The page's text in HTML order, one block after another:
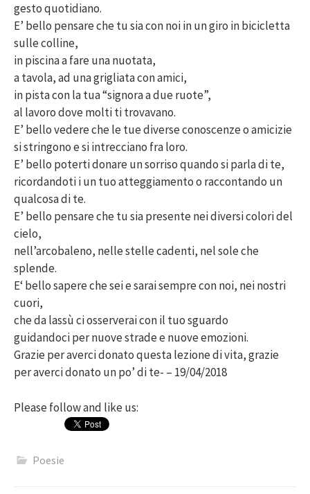
gesto quotidiano.
E’ bello pensare che tu sia con noi in un giro in bicicletta
sulle colline,
in piscina a fare una nuotata,
a tavola, ad una grigliata con amici,
in pista con la tua “signora a due ruote”,
al lavoro dove molti ti trovavano.
E’ bello vedere che le tue diverse conoscenze o amicizie
si stringono e si intrecciano fra loro.
E’ bello poterti donare un sorriso quando si parla di te,
ricordandoti i un tuo atteggiamento o raccontando un
qualcosa di te.
E’ bello pensare che tu sia presente nei diversi colori del
cielo,
nell’arcobaleno, nelle stelle cadenti, nel sole che
splende.
E‘ bello sapere che sei e sarai sempre con noi, nei nostri
cuori,
che da lassù ci osserverai con il tuo sguardo
guidandoci per nuove strade e nuove emozioni.
Grazie per averci donato questa lezione di vita, grazie
per averci donato un po’ di te- – 19/04/2018
Please follow and like us:
Poesie